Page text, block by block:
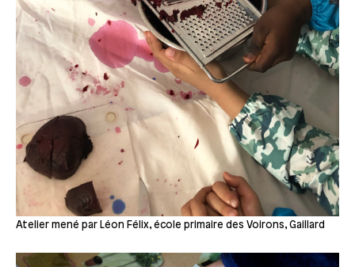
Atelier mené par Léon Félix, école primaire des Voirons, Gaillard